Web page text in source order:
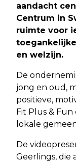
aandacht
Centrum in
ruimte voor
en welzijn.
De
jong en oud,
positieve,
Fit Plus &
lokale
De
Geerlings, die